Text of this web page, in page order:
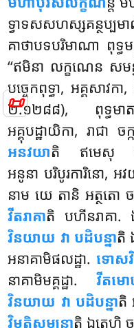
📜
ទ្វាទសសហស្សគន្ថប្
គាថាបទបរិមាណា ពុទ្
‘‘ឥមិនា លក្ខណេន សម
បច្ចេកពុទ្ធា, អគ្គសាវកា,
២.១២៨៨), ពុទ្ធមា
អគ្គុបដ្ឋាយិកា, រាជា
អនវយាតិ ឥមេសុ ល
អនូនា បរិបូរការិនោ,
នាម យេ តានិ អត្ថតោ
វីតរាគាតិ បហីនរាគា. ឯ
វិនយាយ វា បដិបន្នាតិ
អនាគាមិផលដ្ឋា.ទោស
នាគាមិមគ្គដ្ឋា. វីតមោ
វិនយាយ វា បដិបន្នាតិ
វិមុត្តិសម្បន្នាតិ ឯតេហិ